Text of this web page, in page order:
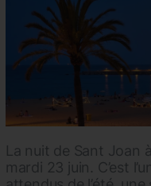
La nuit de Sant Joan
mardi 23 juin. C’est